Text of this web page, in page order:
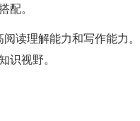
配。
读理解能力和写作能力
识视野。